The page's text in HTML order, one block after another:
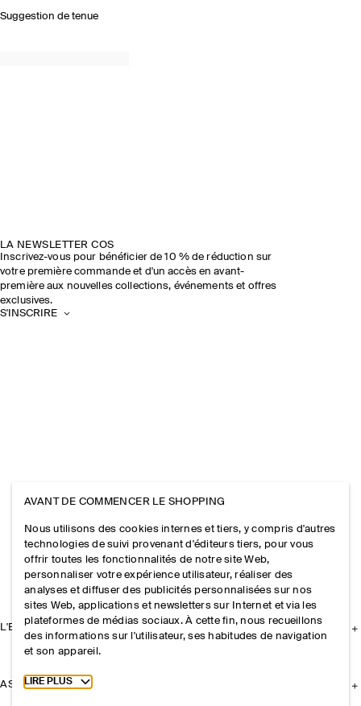
Suggestion de tenue
LA NEWSLETTER COS
Inscrivez-vous pour bénéficier de 10 % de réduction sur
votre première commande et d'un accès en avant-
première aux nouvelles collections, événements et offres
exclusives.
S'INSCRIRE
L'ENTREPRISE
ASSISTANCE
AVANT DE COMMENCER LE SHOPPING
Nous utilisons des cookies internes et tiers, y compris d'autres
technologies de suivi provenant d'éditeurs tiers, pour vous
offrir toutes les fonctionnalités de notre site Web,
personnaliser votre expérience utilisateur, réaliser des
analyses et diffuser des publicités personnalisées sur nos
sites Web, applications et newsletters sur Internet et via les
plateformes de médias sociaux. À cette fin, nous recueillons
des informations sur l'utilisateur, ses habitudes de navigation
et son appareil.
Toggle more cookie information
LIRE PLUS